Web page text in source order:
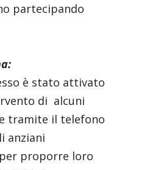
partecipando
è stato attivato
di alcuni
tramite il telefono
anziani
proporre loro